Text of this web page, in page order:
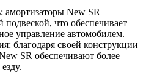
New SR
подвеской, что обеспечивает
управление автомобилем.
благодаря своей конструкции
SR обеспечивают более